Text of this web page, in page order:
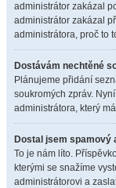
administrátor zakázal
administrátor zakázal
administrátora, proč to
Dostávám nechtěné
Plánujeme přidání
soukromých zpráv.
administrátora, který
Dostal jsem spamový
To je nám líto.
kterými se snažíme
administrátorovi a